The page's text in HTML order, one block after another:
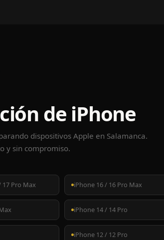
de iPhone
dispositivos Apple en Salamanca.
y sin compromiso.
17 Pro Max iPhone 16 / 16 Pro Max
iPhone 14 / 14 Pro
iPhone 12 / 12 Pro